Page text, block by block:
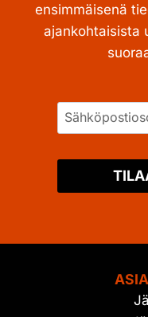
ensimmäisenä
ajankohtaisista